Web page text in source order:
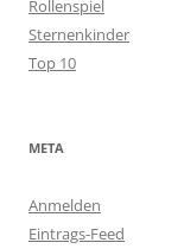
Rollenspiel
Sternenkinder
Top 10
META
Anmelden
Eintrags-Feed